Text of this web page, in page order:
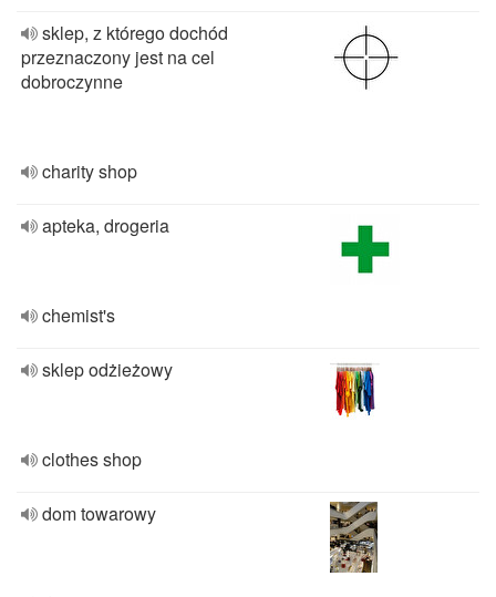
sklep, z którego dochód
przeznaczony jest na cel
dobroczynne
charity shop
apteka, drogeria
chemist's
sklep odżieżowy
clothes shop
dom towarowy